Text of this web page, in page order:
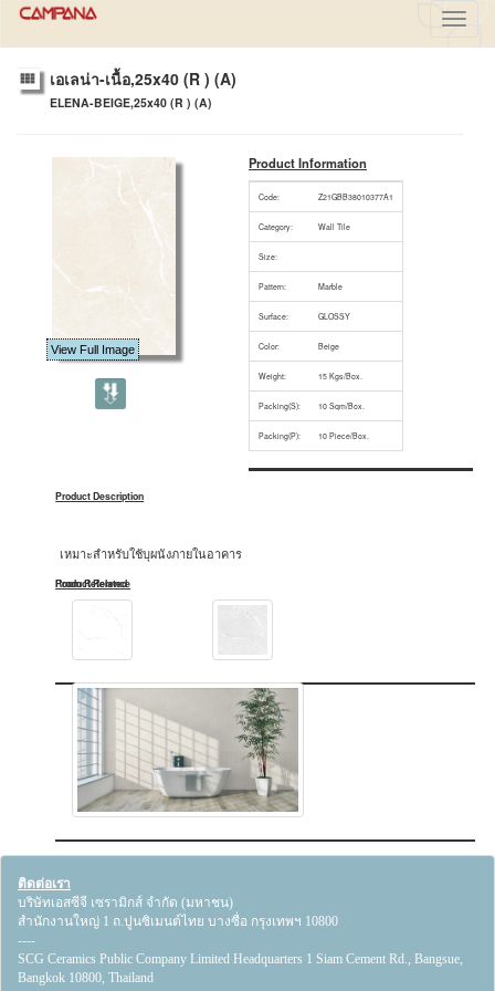
เอเลน่า-เนื้อ,25x40 (R ) (A)
ELENA-BEIGE,25x40 (R ) (A)
Product Information
Code: Z21GBB38010377A1
Category: Wall Tile
Size:
Pattern: Marble
Surface: GLOSSY
Color: Beige
Weight: 15 Kgs/Box.
Packing(S): 10 Sqm/Box.
Packing(P): 10 Piece/Box.
Product Description
เหมาะสำหรับใช้บุผนังภายในอาคาร
Product Related
Room Reference
ติดต่อเรา
บริษัทเอสซีจี เซรามิกส์ จำกัด (มหาชน)
สำนักงานใหญ่ 1 ถ.ปูนซิเมนต์ไทย บางซื่อ กรุงเทพฯ 10800
----
SCG Ceramics Public Company Limited Headquarters 1 Siam Cement Rd., Bangsue,
Bangkok 10800, Thailand
View Full Image